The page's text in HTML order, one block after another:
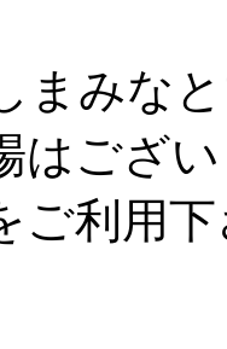
まみな
はござ
ご利用